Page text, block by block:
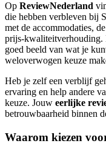
Op ReviewNederland
die hebben verbleven bij
met de accommodaties,
prijs-kwaliteitverhouding.
goed beeld van wat je
weloverwogen keuze
Heb je zelf een verblijf
ervaring en help andere
keuze. Jouw eerlijke
betrouwbaarheid binnen
Waarom kiezen